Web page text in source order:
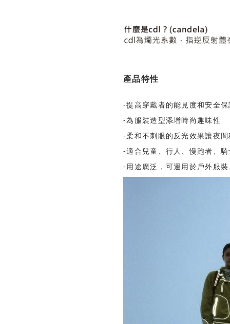
產品特性
-提高穿戴者的能見度和安全
-為服裝造型添增時尚趣味性
-柔和不刺眼的反光效果讓夜
-適合兒童、行人、慢跑者、
-用途廣泛，可運用於戶外服